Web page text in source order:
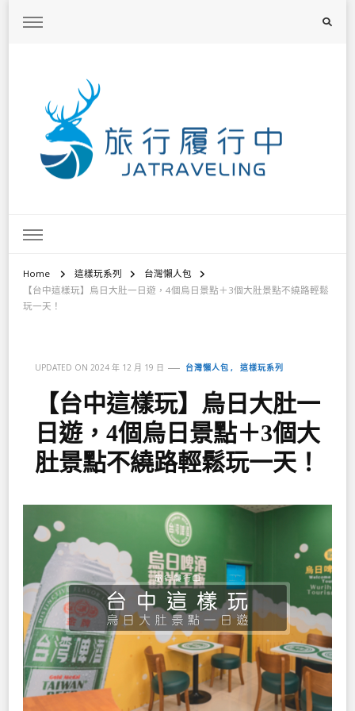
Home 這樣玩系列
台灣懶人包
【台中這樣玩】烏日大肚一日遊，4個烏日景點＋3個大肚景點不繞路輕鬆
玩一天！
UPDATED ON 2024 年 12 月 19 日 台灣懶人包 這樣玩系列
【台中這樣玩】烏日大肚一
日遊，4個烏日景點＋3個大
肚景點不繞路輕鬆玩一天！